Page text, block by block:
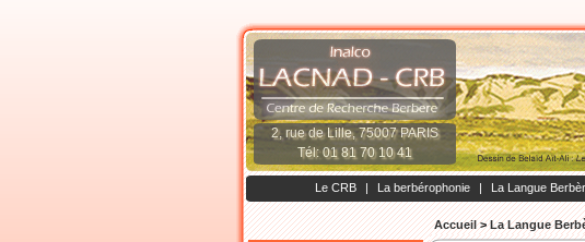
2, rue de Lille, 75007 PARIS
Tél: 01 81 70 10 41
Le CRB | La berbérophonie | La Langue
Accueil>La Langue